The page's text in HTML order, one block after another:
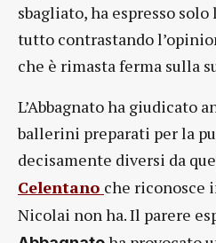
sbagliato, ha espresso
tutto contrastando
che è rimasta ferma sulla
L’Abbagnato ha giudicato
ballerini preparati per la
decisamente diversi da
Celentano che riconosce
Nicolai non ha. Il parere